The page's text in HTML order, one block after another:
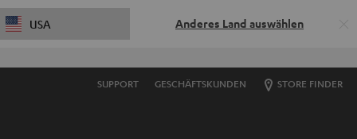
USA Anderes Land auswählen
SUPPORT GESCHÄFTSKUNDEN STORE FINDER